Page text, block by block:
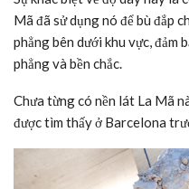
Mã đã sử dụng nó để bù đắp
phẳng bên dưới khu vực, đảm
phẳng và bền chắc.
Chưa từng có nền lát La Mã
được tìm thấy ở Barcelona